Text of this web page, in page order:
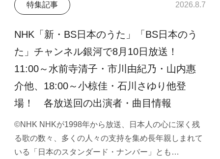
特集記事 2026.8.7
NHK「新・BS日本のうた」「BS日本のう
た」チャンネル銀河で8月10日放送！
11:00～水前寺清子・市川由紀乃・山内惠
介他、18:00～小椋佳・石川さゆり他登
場！ 各放送回の出演者・曲目情報
©NHK NHKが1998年から放送、日本人の心に深く残
る歌の数々、多くの人々の支持を集め長年親しまれて
いる「日本のスタンダード・ナンバー」とも…